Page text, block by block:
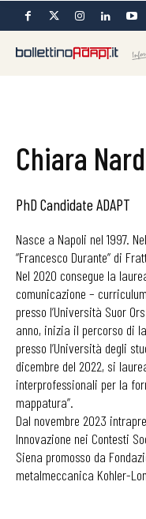
Chiara
PhD Candidate ADAPT
Nasce a Napoli nel 1997.
“Francesco Durante” di
Nel 2020 consegue la
comunicazione –
presso l’Università Suor
anno, inizia il percorso di
presso l’Università degli
dicembre del 2022, si
interprofessionali per la
mappatura”.
Dal novembre 2023
Innovazione nei Contesti
Siena promosso da
metalmeccanica Kohler-